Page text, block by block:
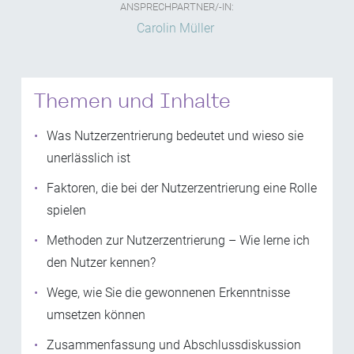
ANSPRECHPARTNER/-IN:
Carolin Müller
Themen und Inhalte
Was Nutzerzentrierung bedeutet und wieso sie
unerlässlich ist
Faktoren, die bei der Nutzerzentrierung eine Rolle
spielen
Methoden zur Nutzerzentrierung – Wie lerne ich
den Nutzer kennen?
Wege, wie Sie die gewonnenen Erkenntnisse
umsetzen können
Zusammenfassung und Abschlussdiskussion